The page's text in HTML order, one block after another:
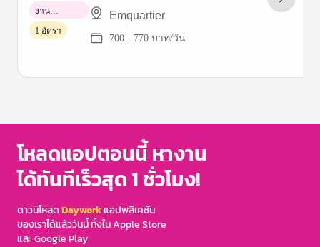
Emquartier
700 - 770 บาท/วัน
งาน
พาร์ทไทม์
1 อัตรา
of
โหลดแอปตอนนี้ หางาน
ได้ทันทีเร็วสุด 1 ชั่วโมง!
ดาวน์โหลดDayworkแอปพลิเคชัน
ของเราได้แล้ววันนี้ ทั้งใน Apple Store
และ Google Play